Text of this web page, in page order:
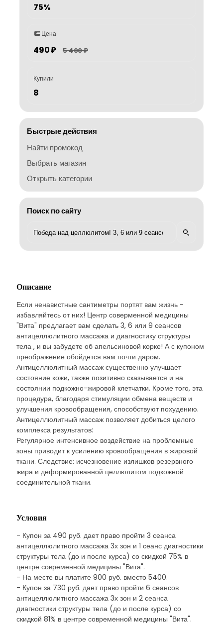
75%
Цена
490 ₽ 5 400 ₽
Купили
8
Быстрые действия
Найти промокод
Выбрать магазин
Открыть категории
Поиск по сайту
Описание
Если ненавистные сантиметры портят вам жизнь -
избавляйтесь от них! Центр соверменной медицины
"Вита" предлагает вам сделать 3, 6 или 9 сеансов
антицеллюлитного массажа и диагностику структуры
тела , и вы забудете об апельсиновой корке! А с купоном
преображение обойдется вам почти даром.
Антицеллюлитный массаж существенно улучшает
состояние кожи, также позитивно сказывается и на
состоянии подкожно-жировой клетчатки. Кроме того, эта
процедура, благодаря стимуляции обмена веществ и
улучшения кровообращения, способствуют похудению.
Антицеллюлитный массаж позволяет добиться целого
комплекса результатов:
Регулярное интенсивное воздействие на проблемные
зоны приводит к усилению кровообращения в жировой
ткани. Следствие: исчезновение излишков резервного
жира и деформированной целлюлитом подкожной
соединительной ткани.
Условия
- Купон за 490 руб. дает право пройти 3 сеанса
антицеллюлитного массажа 3х зон и 1 сеанс диагностики
структуры тела (до и после курса) со скидкой 75% в
центре современной медицины "Вита".
- На месте вы платите 900 руб. вместо 5400.
- Купон за 730 руб. дает право пройти 6 сеансов
антицеллюлитного массажа 3х зон и 2 сеанса
диагностики структуры тела (до и после курса) со
скидкой 81% в центре современной медицины "Вита".